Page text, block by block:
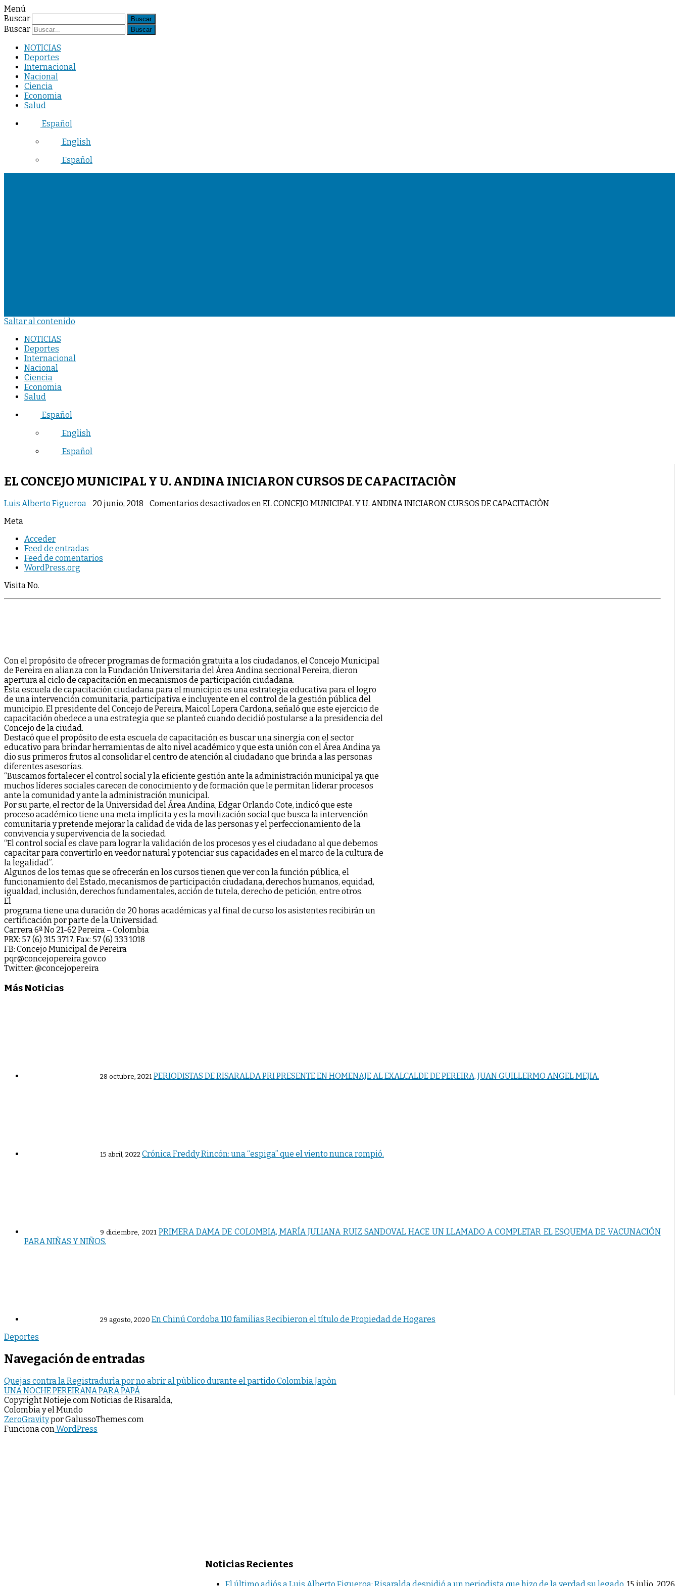
Menú
Buscar
Buscar
NOTICIAS
Deportes
Internacional
Nacional
Ciencia
Economia
Salud
Español
English
Español
Saltar al contenido
NOTICIAS
Deportes
Internacional
Nacional
Ciencia
Economia
Salud
Español
English
Español
EL CONCEJO MUNICIPAL Y U. ANDINA INICIARON CURSOS DE CAPACITACIÒN
Luis Alberto Figueroa 20 junio, 2018 Comentarios desactivados en EL CONCEJO MUNICIPAL Y U. ANDINA INICIARON CURSOS DE CAPACITACIÒN
Meta
Acceder
Feed de entradas
Feed de comentarios
WordPress.org
Visita No.
Con el propósito de ofrecer programas de formación gratuita a los ciudadanos, el Concejo Municipal
de Pereira en alianza con la Fundación Universitaria del Área Andina seccional Pereira, dieron
apertura al ciclo de capacitación en mecanismos de participación ciudadana.
Esta escuela de capacitación ciudadana para el municipio es una estrategia educativa para el logro
de una intervención comunitaria, participativa e incluyente en el control de la gestión pública del
municipio. El presidente del Concejo de Pereira, Maicol Lopera Cardona, señaló que este ejercicio de
capacitación obedece a una estrategia que se planteó cuando decidió postularse a la presidencia del
Concejo de la ciudad.
Destacó que el propósito de esta escuela de capacitación es buscar una sinergia con el sector
educativo para brindar herramientas de alto nivel académico y que esta unión con el Área Andina ya
dio sus primeros frutos al consolidar el centro de atención al ciudadano que brinda a las personas
diferentes asesorías.
“Buscamos fortalecer el control social y la eficiente gestión ante la administración municipal ya que
muchos líderes sociales carecen de conocimiento y de formación que le permitan liderar procesos
ante la comunidad y ante la administración municipal.
Por su parte, el rector de la Universidad del Área Andina, Edgar Orlando Cote, indicó que este
proceso académico tiene una meta implícita y es la movilización social que busca la intervención
comunitaria y pretende mejorar la calidad de vida de las personas y el perfeccionamiento de la
convivencia y supervivencia de la sociedad.
“El control social es clave para lograr la validación de los procesos y es el ciudadano al que debemos
capacitar para convertirlo en veedor natural y potenciar sus capacidades en el marco de la cultura de
la legalidad”.
Algunos de los temas que se ofrecerán en los cursos tienen que ver con la función pública, el
funcionamiento del Estado, mecanismos de participación ciudadana, derechos humanos, equidad,
igualdad, inclusión, derechos fundamentales, acción de tutela, derecho de petición, entre otros.
El
programa tiene una duración de 20 horas académicas y al final de curso los asistentes recibirán un
certificación por parte de la Universidad.
Carrera 6ª No 21-62 Pereira – Colombia
PBX: 57 (6) 315 3717, Fax: 57 (6) 333 1018
FB: Concejo Municipal de Pereira
pqr@concejopereira.gov.co
Twitter: @concejopereira
Más Noticias
28 octubre, 2021PERIODISTAS DE RISARALDA PRI PRESENTE EN HOMENAJE AL EXALCALDE DE PEREIRA, JUAN GUILLERMO ANGEL MEJIA.
15 abril, 2022Crónica Freddy Rincón: una “espiga” que el viento nunca rompió.
9 diciembre, 2021 PRIMERA DAMA DE COLOMBIA, MARÍA JULIANA RUIZ SANDOVAL HACE UN LLAMADO A COMPLETAR EL ESQUEMA DE VACUNACIÓN
PARA NIÑAS Y NIÑOS.
29 agosto, 2020 En Chinú Cordoba 110 familias Recibieron el título de Propiedad de Hogares
Deportes
Navegación de entradas
Quejas contra la Registradurìa por no abrir al pùblico durante el partido Colombia Japòn
UNA NOCHE PEREIRANA PARA PAPÀ
Noticias Recientes
El último adiós a Luis Alberto Figueroa: Risaralda despidió a un periodista que hizo de la verdad su legado. 15 julio, 2026
Copyright Notieje.com Noticias de Risaralda,
Colombia y el Mundo
ZeroGravitypor GalussoThemes.com
Funciona conWordPress